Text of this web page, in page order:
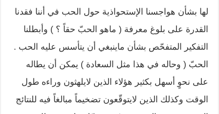
لها بشأن هواجسنا الإستحواذية حول الحب في أننا فقدنا
القدرة على بلوغ معرفة ( ماهو الحبّ حقاً ؟ ) وأبطلنا
التفكير المتفحّص بشأن ماينبغي أن يتأسس عليه الحب .
الحبّ ( وحاله في هذا مثل السعادة ) يمكن أن يطاله
على نحوٍ أسهل بكثير هؤلاء الذين لايلهثون وراءه طول
الوقت وكذلك الذين لايتوقّعون تضخيماً مبالغاً فيه للنتائج